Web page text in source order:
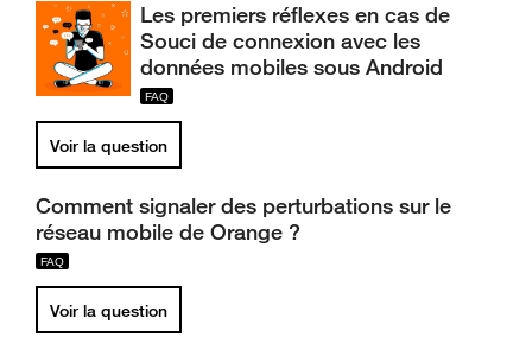
Les premiers réflexes en cas de
Souci de connexion avec les
données mobiles sous Android
Voir la question
Comment signaler des perturbations sur le
réseau mobile de Orange ?
Voir la question